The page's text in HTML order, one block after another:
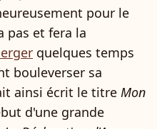
pour le
pas et fera la
quelques temps
bouleverser sa
ainsi écrit le titre Mon
d'une grande